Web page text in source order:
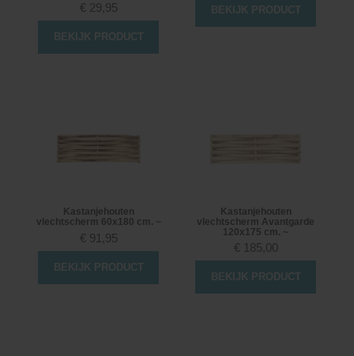
€ 29,95
BEKIJK PRODUCT
BEKIJK PRODUCT
Kastanjehouten
vlechtscherm 60x180 cm. ~
€ 91,95
BEKIJK PRODUCT
Kastanjehouten
vlechtscherm Avantgarde
120x175 cm. ~
€ 185,00
BEKIJK PRODUCT